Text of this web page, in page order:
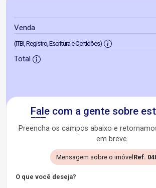
Venda
(ITBI, Registro, Escritura e Certidões)
Total
Fale com a gente sobre
Preencha os campos abaixo e
em breve.
Mensagem sobre o imóvel Ref.
O que você deseja?